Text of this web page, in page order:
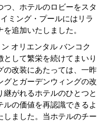
つ、ホテルのロビーをスタ
ミング・プールにはリラ
追加いたしました。
オリエンタル バンコク
して繁栄を続けてまいり
の改装にあたっては、一昨
グとガーデンウィングの改
がれるホテルのひとつと
ルの価値を再認識できるよ
しました。当ホテルのチー